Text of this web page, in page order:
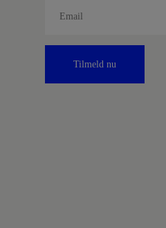
Tilmeld nu